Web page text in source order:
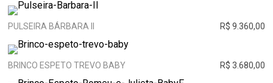
PULSEIRA BÁRBARA II R$ 9.360,00
BRINCO ESPETO TREVO BABY R$ 3.680,00